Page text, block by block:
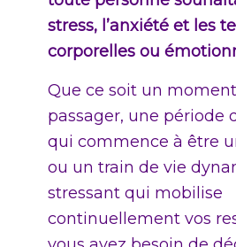
stress, l’anxiété et les
corporelles ou
Que ce soit un
passager, une période
qui commence à être
ou un train de vie
stressant qui mobilise
continuellement vos